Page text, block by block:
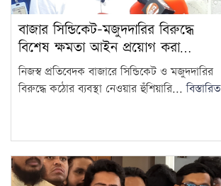
বাজার সিন্ডিকেট-মজুদদারির বিরুদ্ধে
বিশেষ ক্ষমতা আইন প্রয়োগ করা…
নিজস্ব প্রতিবেদক বাজারে সিন্ডিকেট ও মজুদদারির
বিরুদ্ধে কঠোর ব্যবস্থা নেওয়ার হুঁশিয়ারি...বিস্তারিত